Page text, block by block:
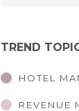
TREND
HOTEL
REVENUE